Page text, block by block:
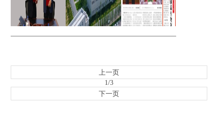
上一页
1 /3
下一页